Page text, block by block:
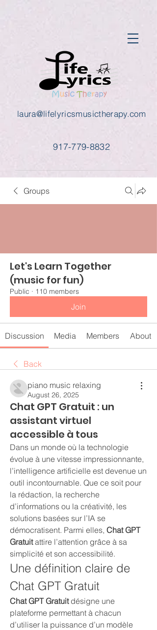
laura@lifelyricsmusictherapy.com
917-779-8832
Groups
Let's Learn Together
(music for fun)
Public · 110 members
Join
Discussion Media Members About
Back
piano music relaxing
August 26, 2025
Chat GPT Gratuit : un
assistant virtuel
accessible à tous
Dans un monde où la technologie
évolue à une vitesse impressionnante,
l’intelligence artificielle est devenue un
outil incontournable. Que ce soit pour
la rédaction, la recherche
d’informations ou la créativité, les
solutions basées sur l’IA se
démocratisent. Parmi elles, Chat GPT
Gratuit attire l’attention grâce à sa
simplicité et son accessibilité.
Une définition claire de
Chat GPT Gratuit
Chat GPT Gratuit désigne une
plateforme permettant à chacun
d’utiliser la puissance d’un modèle